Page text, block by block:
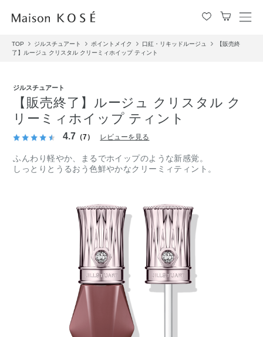
メ
TOP ジルスチュアート ポイントメイク 口紅・リキッドルージュ
【販売終
了】ルージュ クリスタル クリーミィホイップ ティント
ジルスチュアート
【販売終了】ルージュ クリスタル ク
リーミィホイップ ティント
4.7 （7） レビューを見る
ふんわり軽やか、まるでホイップのような新感覚。
しっとりとうるおう色鮮やかなクリーミィティント。